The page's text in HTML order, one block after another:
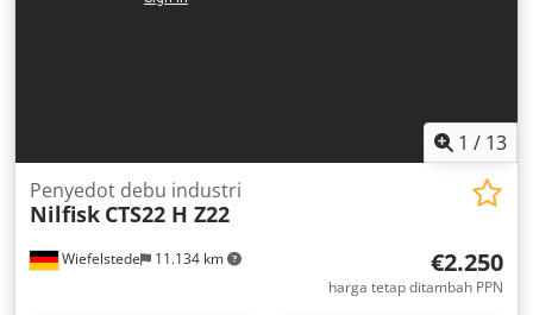
1 / 13
Wiefelstede 11.134 km
Penyedot debu industri
Nilfisk CTS22 H Z22
€2.250
harga tetap ditambah PPN